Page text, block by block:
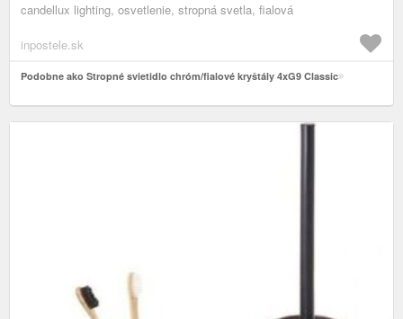
candellux lighting, osvetlenie, stropná svetla, fialová
inpostele.sk
Podobne ako Stropné svietidlo chróm/fialové kryštály 4xG9 Classic